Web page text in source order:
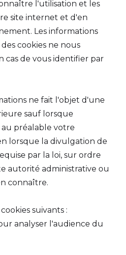
l'utilisation et les
site internet et d'en
Les informations
cookies ne nous
de vous identifier par
ne fait l'objet d'une
sauf lorsque
préalable votre
lorsque la divulgation de
par la loi, sur ordre
autorité administrative ou
connaître.
suivants :
analyser l'audience du